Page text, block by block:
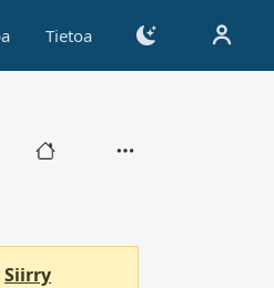
Tietoa
Siirry